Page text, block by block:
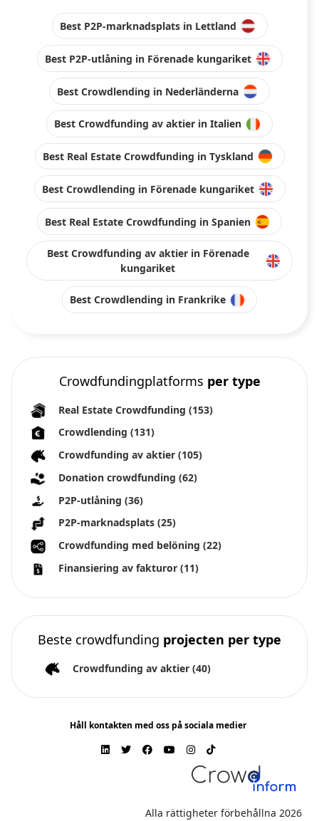
Best P2P-marknadsplats in Lettland
Best P2P-utlåning in Förenade kungariket
Best Crowdlending in Nederländerna
Best Crowdfunding av aktier in Italien
Best Real Estate Crowdfunding in Tyskland
Best Crowdlending in Förenade kungariket
Best Real Estate Crowdfunding in Spanien
Best Crowdfunding av aktier in Förenade
kungariket
Best Crowdlending in Frankrike
Crowdfundingplatforms per type
Real Estate Crowdfunding (153)
Crowdlending (131)
Crowdfunding av aktier (105)
Donation crowdfunding (62)
P2P-utlåning (36)
P2P-marknadsplats (25)
Crowdfunding med belöning (22)
Finansiering av fakturor (11)
Beste crowdfunding projecten per type
Crowdfunding av aktier (40)
Håll kontakten med oss på sociala medier
Alla rättigheter förbehållna 2026